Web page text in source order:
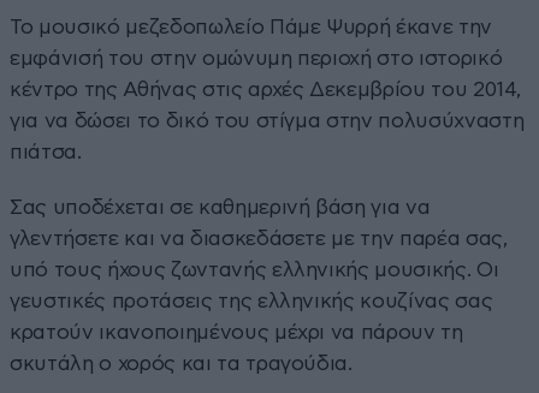
Το μουσικό μεζεδοπωλείο Πάμε Ψυρρή έκανε την
εμφάνισή του στην ομώνυμη περιοχή στο ιστορικό
κέντρο της Αθήνας στις αρχές Δεκεμβρίου του 2014,
για να δώσει το δικό του στίγμα στην πολυσύχναστη
πιάτσα.
Σας υποδέχεται σε καθημερινή βάση για να
γλεντήσετε και να διασκεδάσετε με την παρέα σας,
υπό τους ήχους ζωντανής ελληνικής μουσικής. Οι
γευστικές προτάσεις της ελληνικής κουζίνας σας
κρατούν ικανοποιημένους μέχρι να πάρουν τη
σκυτάλη ο χορός και τα τραγούδια.